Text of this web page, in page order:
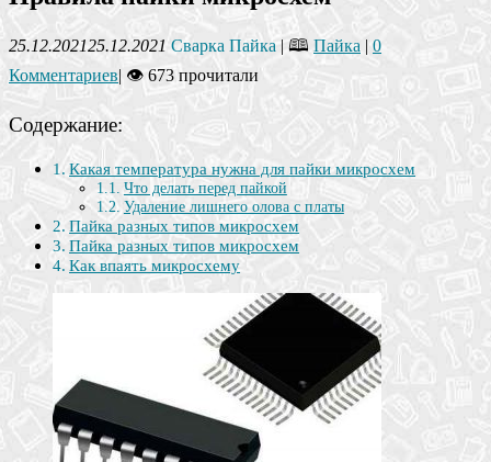
25.12.202125.12.2021 Сварка Пайка | 🕮 Пайка | 0
Комментариев| 👁 673 прочитали
Содержание:
Какая температура нужна для пайки микросхем
Что делать перед пайкой
Удаление лишнего олова с платы
Пайка разных типов микросхем
Пайка разных типов микросхем
Как впаять микросхему